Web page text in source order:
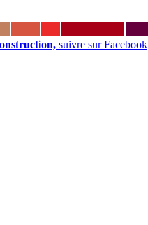
suivre sur Facebook